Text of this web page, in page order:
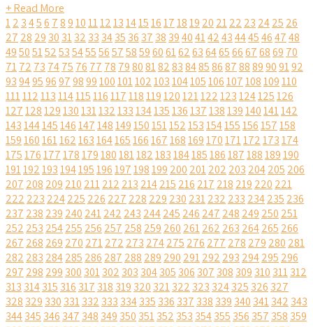
+ Read More
12 3456 78910111213141516171819 20 2122 23 2425 26
27 28 29 30 3132 33 3435 36 37 38 39404142434445464748
495051525354555657585960616263646566676869 70
7172 73 7475 76 77 78 7980818283848586878889909192
93949596979899100101102103104105106107108109110
111112113114115116117118119120121122123124125126
127128129130131132133134135136137138139140141142
143144145146147148149150151152153154155156157158
159160161162163164165166167168169170171172173174
175176177178179180181182183184185186187188189190
191192193194195196197198199 200 201202 203 204205 206
207 208 209 210 211212 213 214215 216 217 218 219 220 221
222 223 224225 226 227 228 229 230 231232 233 234235 236
237 238 239 240 241242 243 244245 246 247 248 249 250 251
252 253 254255 256 257 258 259 260 261262 263 264265 266
267 268 269 270 271272 273 274275 276 277 278 279 280 281
282 283 284285 286 287 288 289 290 291292 293 294295 296
297 298 299 300 301302 303 304305 306 307 308 309 310 311312
313 314315 316 317 318 319 320 321322 323 324325 326 327
328 329 330 331332 333 334335 336 337 338 339 340 341342 343
344345 346 347 348 349 350 351352 353 354355 356 357 358 359